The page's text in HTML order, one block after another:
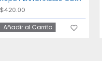
$420.00
Añadir al Carrito